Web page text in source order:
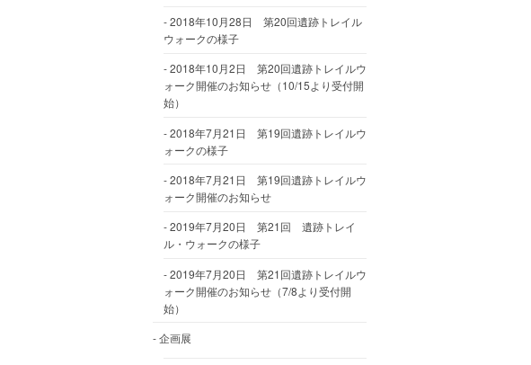
2018年10月28日 第20回遺跡トレイル
ウォークの様子
2018年10月2日 第20回遺跡トレイルウ
ォーク開催のお知らせ（10/15より受付開
始）
2018年7月21日 第19回遺跡トレイルウ
ォークの様子
2018年7月21日 第19回遺跡トレイルウ
ォーク開催のお知らせ
2019年7月20日 第21回 遺跡トレイ
ル・ウォークの様子
2019年7月20日 第21回遺跡トレイルウ
ォーク開催のお知らせ（7/8より受付開
始）
企画展